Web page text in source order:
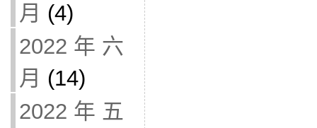
月 (4)
2022 年 六
月 (14)
2022 年 五